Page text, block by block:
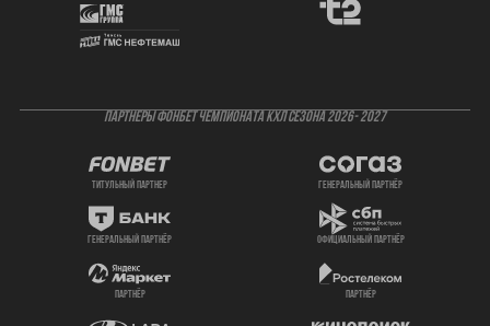
ПАРТНЕРЫ ФОНБЕТ ЧЕМПИОНАТА КХЛ СЕЗОНА 2026- 2027
титульный партнер генеральный партнёр
генеральный партнёр официальный партнёр
партнёр партнёр